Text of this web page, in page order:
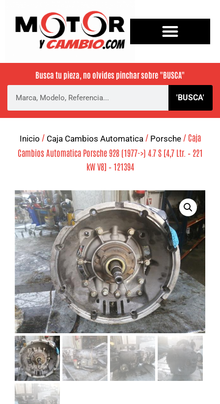
Busca tu pieza, no olvides pinchar sobre "BUSCA"
'BUSCA'
Inicio / Caja Cambios Automatica / Porsche/ Caja
Cambios Automatica Porsche 928 (1977->) 4.7 S [4,7 Ltr. – 221
kW V8] – 121394